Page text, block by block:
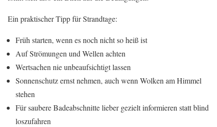
Ein praktischer Tipp für Strandtage:
Früh starten, wenn es noch nicht so heiß ist
Auf Strömungen und Wellen achten
Wertsachen nie unbeaufsichtigt lassen
Sonnenschutz ernst nehmen, auch wenn Wolken am Himmel
stehen
Für saubere Badeabschnitte lieber gezielt informieren statt blind
loszufahren